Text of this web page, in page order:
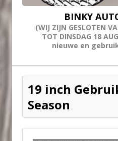
BINKY
(WIJ ZIJN GESLOTEN
TOT DINSDAG 18
nieuwe en
19 inch
Season